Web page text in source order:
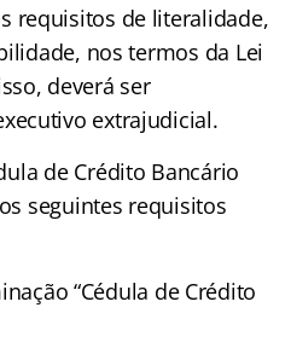
requisitos de literalidade,
nos termos da Lei
deverá ser
extrajudicial.
de Crédito Bancário
seguintes requisitos
“Cédula de Crédito